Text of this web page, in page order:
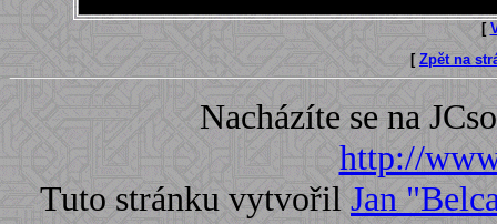
[
[ Zpět na
Nacházíte se na
http://
Tuto stránku vytvořil Jan